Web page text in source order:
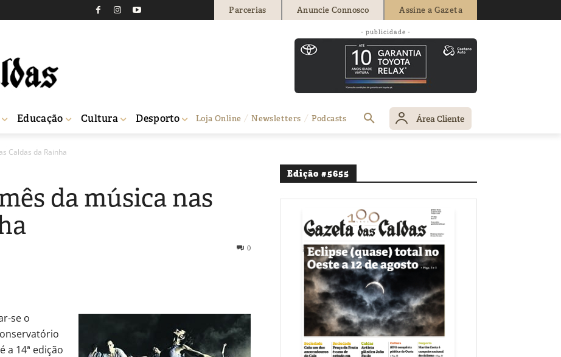
Parcerias Anuncie Connosco Assine a Gazeta
- publicidade -
Educação Cultura Desporto Loja Online Newsletters Podcasts Área Cliente
Caldas da Rainha
da música nas
0
se o
a 14ª edição
Edição #5655